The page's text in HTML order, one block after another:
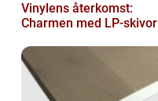
Vinylens återkomst:
Charmen med LP-skivor